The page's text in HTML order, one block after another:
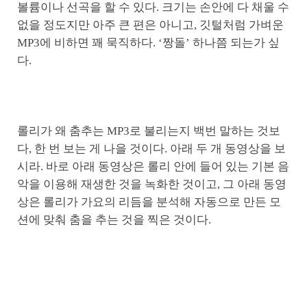
볼륨이나 선곡을 할 수 있다. 크기는 손안에 다 채울 수
없을 정도지만 아주 큰 편은 아니고, 깃털처럼 가벼운
MP3에 비하면 꽤 묵직하다. ‘짱돌’ 하나쯤 되는가 싶
다.
롤리가 왜 춤추는 MP3로 불리는지 백번 말하는 것보
다, 한 번 보는 게 나을 것이다. 아래 두 개 동영상을 보
시라. 바로 아래 동영상은 롤리 안에 들어 있는 기본 음
악을 이용해 재생한 것을 녹화한 것이고, 그 아래 동영
상은 롤리가 가요의 리듬을 분석해 자동으로 만든 모
션에 맞춰 춤을 추는 것을 찍은 것이다.